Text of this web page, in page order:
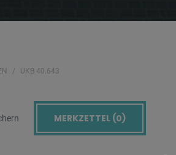
UKB 40.643
MERKZETTEL (0)